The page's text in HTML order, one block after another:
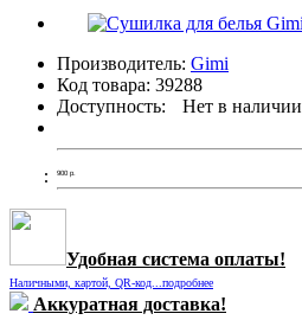
Производитель: Gimi
Код товара: 39288
Доступность:
Нет в наличии
900 р.
Удобная система оплаты!
Наличными, картой, QR-код...подробнее
Аккуратная доставка!